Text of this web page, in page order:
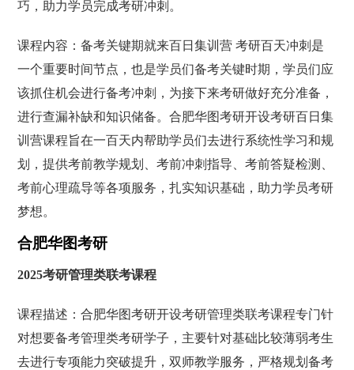
巧，助力学员完成考研冲刺。
课程内容：备考关键期就来百日集训营 考研百天冲刺是
一个重要时间节点，也是学员们备考关键时期，学员们应
该抓住机会进行备考冲刺，为接下来考研做好充分准备，
进行查漏补缺和知识储备。合肥华图考研开设考研百日集
训营课程旨在一百天内帮助学员们去进行系统性学习和规
划，提供考前教学规划、考前冲刺指导、考前答疑检测、
考前心理疏导等各项服务，扎实知识基础，助力学员考研
梦想。
合肥华图考研
2025考研管理类联考课程
课程描述：合肥华图考研开设考研管理类联考课程专门针
对想要备考管理类考研学子，主要针对基础比较薄弱考生
去进行专项能力突破提升，双师教学服务，严格规划备考